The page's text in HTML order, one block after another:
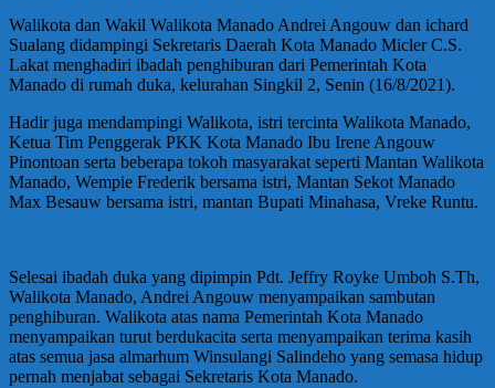
Walikota dan Wakil Walikota Manado Andrei Angouw dan ichard
Sualang didampingi Sekretaris Daerah Kota Manado Micler C.S.
Lakat menghadiri ibadah penghiburan dari Pemerintah Kota
Manado di rumah duka, kelurahan Singkil 2, Senin (16/8/2021).
Hadir juga mendampingi Walikota, istri tercinta Walikota Manado,
Ketua Tim Penggerak PKK Kota Manado Ibu Irene Angouw
Pinontoan serta beberapa tokoh masyarakat seperti Mantan Walikota
Manado, Wempie Frederik bersama istri, Mantan Sekot Manado
Max Besauw bersama istri, mantan Bupati Minahasa, Vreke Runtu.
Selesai ibadah duka yang dipimpin Pdt. Jeffry Royke Umboh S.Th,
Walikota Manado, Andrei Angouw menyampaikan sambutan
penghiburan. Walikota atas nama Pemerintah Kota Manado
menyampaikan turut berdukacita serta menyampaikan terima kasih
atas semua jasa almarhum Winsulangi Salindeho yang semasa hidup
pernah menjabat sebagai Sekretaris Kota Manado.